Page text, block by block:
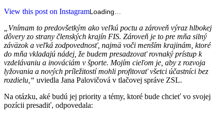
View this post on InstagramLoading…
„Vnímam to predovšetkým ako veľkú poctu a zároveň výraz hlbokej
dôvery zo strany členských krajín FIS. Zároveň je to pre mňa silný
záväzok a veľká zodpovednosť, najmä voči menším krajinám, ktoré
do mňa vkladajú nádej, že budem presadzovať rovnaký prístup k
vzdelávaniu a inováciám v športe. Mojím cieľom je, aby z rozvoja
lyžovania a nových príležitostí mohli profitovať všetci účastníci bez
rozdielu,“ uviedla Jana Palovičová v tlačovej správe ZSL.
Na otázku, aké budú jej priority a témy, ktoré bude chcieť vo svojej
pozícii presadiť, odpovedala: